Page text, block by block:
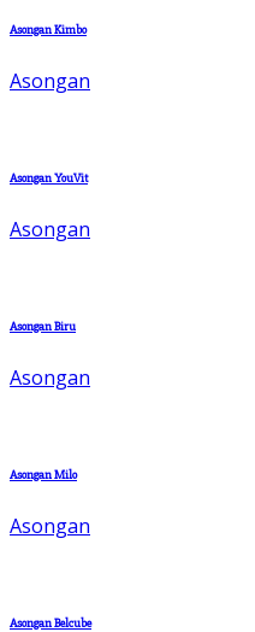
Asongan Kimbo
Asongan
Asongan YouVit
Asongan
Asongan Biru
Asongan
Asongan Milo
Asongan
Asongan Belcube